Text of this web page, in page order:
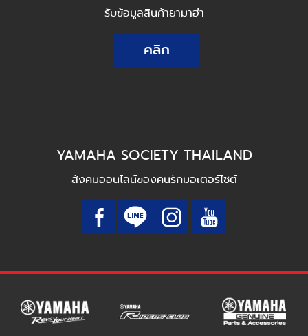
รับข้อมูลสินค้ายามาฮ่า
คลิก
YAMAHA SOCIETY THAILAND
สังคมออนไลน์ของคนรักมอเตอร์ไซต์